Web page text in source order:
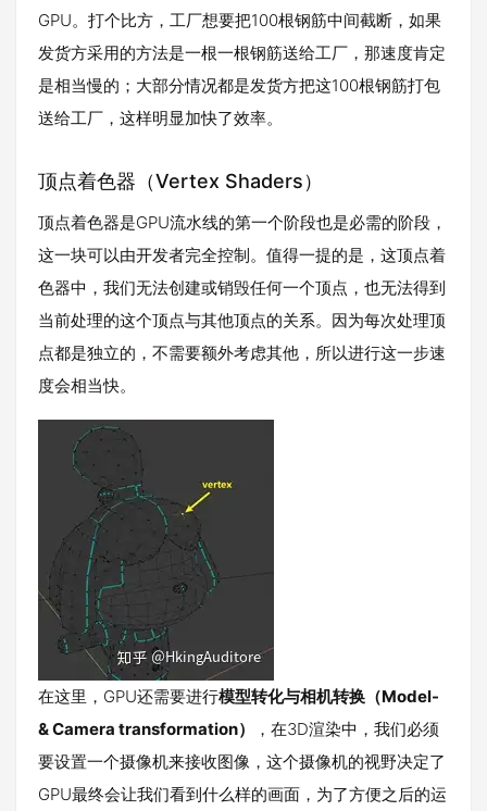
GPU。打个比方，工厂想要把100根钢筋中间截断，如果
发货方采用的方法是一根一根钢筋送给工厂，那速度肯定
是相当慢的；大部分情况都是发货方把这100根钢筋打包
送给工厂，这样明显加快了效率。
顶点着色器（Vertex Shaders）
顶点着色器是GPU流水线的第一个阶段也是必需的阶段，
这一块可以由开发者完全控制。值得一提的是，这顶点着
色器中，我们无法创建或销毁任何一个顶点，也无法得到
当前处理的这个顶点与其他顶点的关系。因为每次处理顶
点都是独立的，不需要额外考虑其他，所以进行这一步速
度会相当快。
在这里，GPU还需要进行模型转化与相机转换（Model-
& Camera transformation）
，在3D渲染中，我们必须
要设置一个摄像机来接收图像，这个摄像机的视野决定了
GPU最终会让我们看到什么样的画面，为了方便之后的运